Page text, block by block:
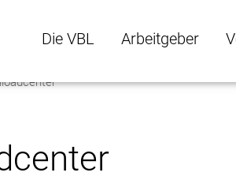
Die VBL Arbeitgeber